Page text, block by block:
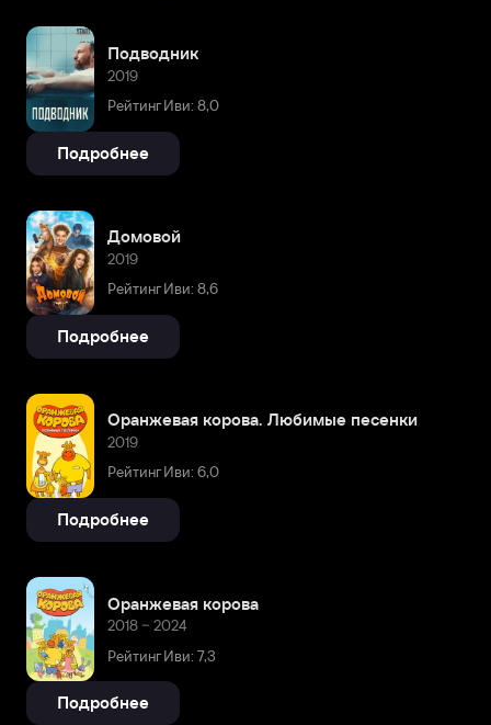
Подводник
2019
Рейтинг Иви: 8,0
Подробнее
Домовой
2019
Рейтинг Иви: 8,6
Подробнее
Оранжевая корова. Любимые песенки
2019
Рейтинг Иви: 6,0
Подробнее
Оранжевая корова
2018 – 2024
Рейтинг Иви: 7,3
Подробнее